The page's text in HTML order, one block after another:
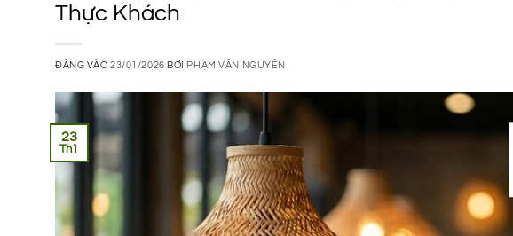
Thực Khách
ĐĂNG VÀO23/01/2026 BỞI PHẠM VĂN NGUYÊN
23
Th1